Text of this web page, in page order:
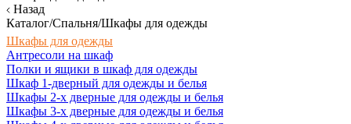
Назад
Каталог/Спальня/Шкафы для одежды
Шкафы для одежды
Антресоли на шкаф
Полки и ящики в шкаф для одежды
Шкаф 1-дверный для одежды и белья
Шкафы 2-х дверные для одежды и белья
Шкафы 3-х дверные для одежды и белья